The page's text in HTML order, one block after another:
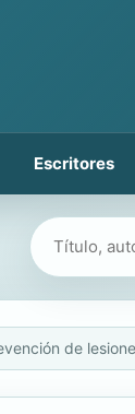
Escritores
Buscar libros